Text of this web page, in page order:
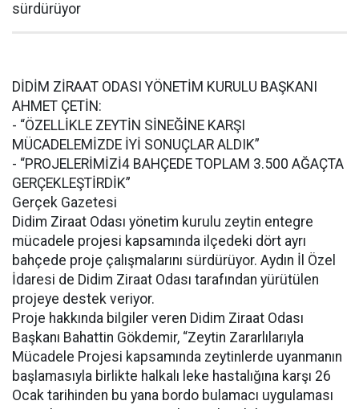
sürdürüyor
DİDİM ZİRAAT ODASI YÖNETİM KURULU BAŞKANI
AHMET ÇETİN:
- “ÖZELLİKLE ZEYTİN SİNEĞİNE KARŞI
MÜCADELEMİZDE İYİ SONUÇLAR ALDIK”
- “PROJELERİMİZİ4 BAHÇEDE TOPLAM 3.500 AĞAÇTA
GERÇEKLEŞTİRDİK”
Gerçek Gazetesi
Didim Ziraat Odası yönetim kurulu zeytin entegre
mücadele projesi kapsamında ilçedeki dört ayrı
bahçede proje çalışmalarını sürdürüyor. Aydın İl Özel
İdaresi de Didim Ziraat Odası tarafından yürütülen
projeye destek veriyor.
Proje hakkında bilgiler veren Didim Ziraat Odası
Başkanı Bahattin Gökdemir, “Zeytin Zararlılarıyla
Mücadele Projesi kapsamında zeytinlerde uyanmanın
başlamasıyla birlikte halkalı leke hastalığına karşı 26
Ocak tarihinden bu yana bordo bulamacı uygulaması